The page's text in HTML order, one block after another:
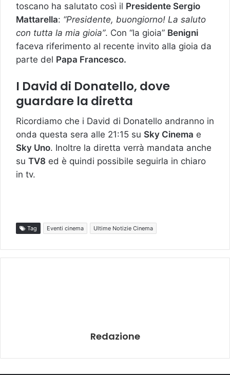
toscano ha salutato così il Presidente Sergio
Mattarella: “Presidente, buongiorno! La saluto
con tutta la mia gioia”. Con “la gioia” Benigni
faceva riferimento al recente invito alla gioia da
parte del Papa Francesco.
I David di Donatello, dove
guardare la diretta
Ricordiamo che i David di Donatello andranno in
onda questa sera alle 21:15 su Sky Cinema e
Sky Uno. Inoltre la diretta verrà mandata anche
su TV8 ed è quindi possibile seguirla in chiaro
in tv.
Tag Eventi cinema Ultime Notizie Cinema
Redazione